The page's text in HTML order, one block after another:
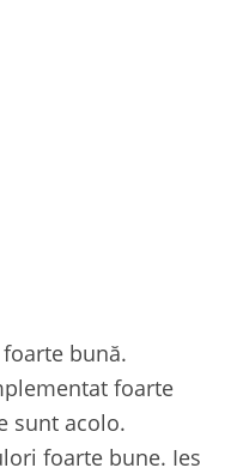
bună.
foarte
sunt acolo.
foarte bune. Ies